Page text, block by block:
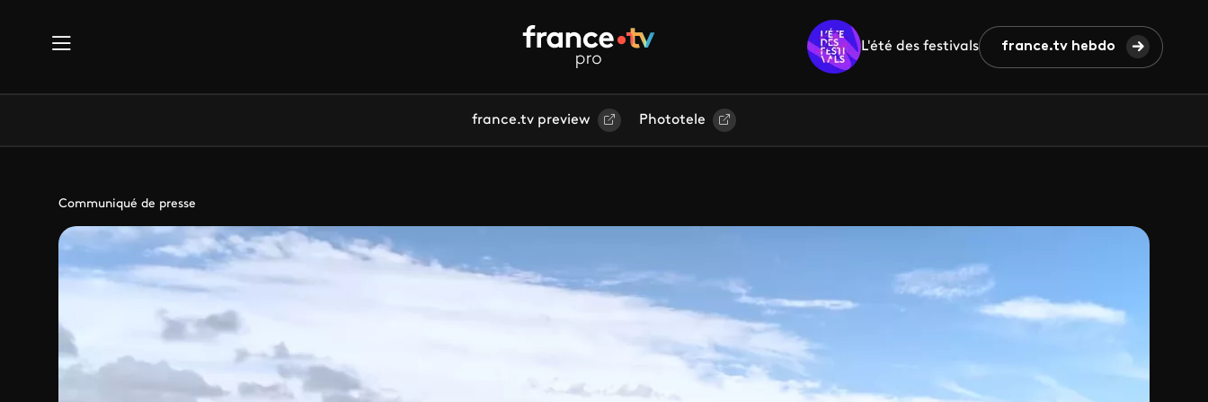
L'été des festivals france.tv hebdo
france.tv preview Phototele
Communiqué de presse